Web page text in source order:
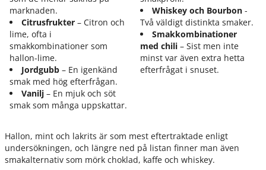
marknaden.
Citrusfrukter – Citron och
lime, ofta i
smakkombinationer som
hallon-lime.
Jordgubb – En igenkänd
smak med hög efterfrågan.
Vanilj – En mjuk och söt
smak som många uppskattar.
Whiskey och Bourbon-
Två väldigt distinkta smaker.
Smakkombinationer
med chili– Sist men inte
minst var även extra hetta
efterfrågat i snuset.
Hallon, mint och lakrits är som mest eftertraktade enligt
undersökningen, och längre ned på listan finner man även
smakalternativ som mörk choklad, kaffe och whiskey.